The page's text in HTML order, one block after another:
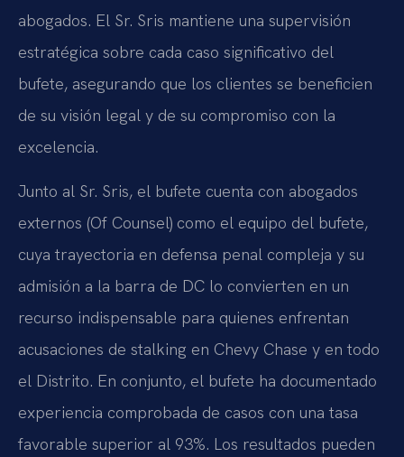
abogados. El Sr. Sris mantiene una supervisión
estratégica sobre cada caso significativo del
bufete, asegurando que los clientes se beneficien
de su visión legal y de su compromiso con la
excelencia.
Junto al Sr. Sris, el bufete cuenta con abogados
externos (Of Counsel) como el equipo del bufete,
cuya trayectoria en defensa penal compleja y su
admisión a la barra de DC lo convierten en un
recurso indispensable para quienes enfrentan
acusaciones de stalking en Chevy Chase y en todo
el Distrito. En conjunto, el bufete ha documentado
experiencia comprobada de casos con una tasa
favorable superior al 93%. Los resultados pueden